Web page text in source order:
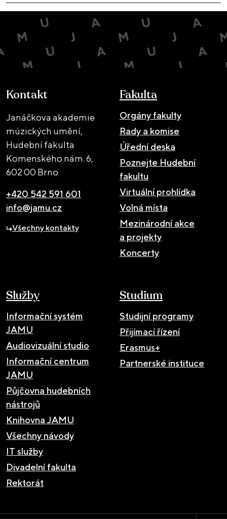
Kontakt
Janáčkova akademie
múzických umění,
Hudební fakulta
Komenského nám. 6,
602 00 Brno
+420 542 591 601
info@jamu.cz
Všechny kontakty
Fakulta
Orgány fakulty
Rady a komise
Úřední deska
Poznejte Hudební
fakultu
Virtuální prohlídka
Volná místa
Mezinárodní akce
a projekty
Koncerty
Služby
Informační systém
JAMU
Audiovizuální studio
Informační centrum
JAMU
Půjčovna hudebních
nástrojů
Knihovna JAMU
Všechny návody
IT služby
Divadelní fakulta
Rektorát
Studium
Studijní programy
Přijímací řízení
Erasmus+
Partnerské instituce